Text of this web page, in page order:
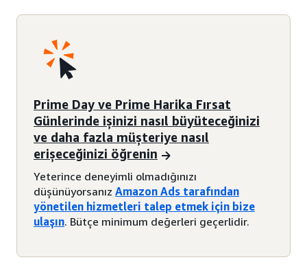
Prime Day ve Prime Harika Fırsat
Günlerinde işinizi nasıl büyüteceğinizi
ve daha fazla müşteriye nasıl
erişeceğinizi öğrenin
Yeterince deneyimli olmadığınızı
düşünüyorsanız Amazon Ads tarafından
yönetilen hizmetleri talep etmek için bize
ulaşın. Bütçe minimum değerleri geçerlidir.